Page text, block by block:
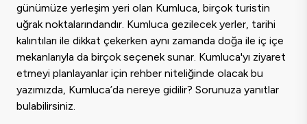
günümüze yerleşim yeri olan Kumluca, birçok turistin
uğrak noktalarındandır. Kumluca gezilecek yerler, tarihi
kalıntıları ile dikkat çekerken aynı zamanda doğa ile iç içe
mekanlarıyla da birçok seçenek sunar. Kumluca'yı ziyaret
etmeyi planlayanlar için rehber niteliğinde olacak bu
yazımızda, Kumluca’da nereye gidilir? Sorunuza yanıtlar
bulabilirsiniz.